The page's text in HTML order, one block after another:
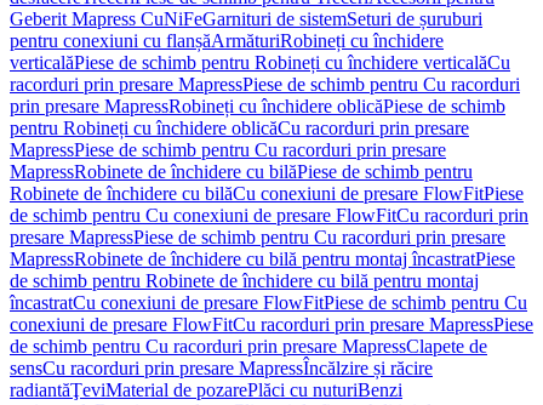
Geberit Mapress CuNiFeGarnituri de sistemSeturi de șuruburi
pentru conexiuni cu flanșăArmăturiRobineți cu închidere
verticalăPiese de schimb pentru Robineți cu închidere verticalăCu
racorduri prin presare MapressPiese de schimb pentru Cu racorduri
prin presare MapressRobineți cu închidere oblicăPiese de schimb
pentru Robineți cu închidere oblicăCu racorduri prin presare
MapressPiese de schimb pentru Cu racorduri prin presare
MapressRobinete de închidere cu bilăPiese de schimb pentru
Robinete de închidere cu bilăCu conexiuni de presare FlowFitPiese
de schimb pentru Cu conexiuni de presare FlowFitCu racorduri prin
presare MapressPiese de schimb pentru Cu racorduri prin presare
MapressRobinete de închidere cu bilă pentru montaj încastratPiese
de schimb pentru Robinete de închidere cu bilă pentru montaj
încastratCu conexiuni de presare FlowFitPiese de schimb pentru Cu
conexiuni de presare FlowFitCu racorduri prin presare MapressPiese
de schimb pentru Cu racorduri prin presare MapressClapete de
sensCu racorduri prin presare MapressÎncălzire și răcire
radiantăŢeviMaterial de pozarePlăci cu nuturiBenzi